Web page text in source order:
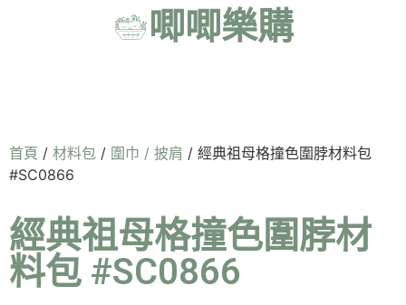
唧唧樂購
首頁 / 材料包 / 圍巾 / 披肩 / 經典祖母格撞色圍脖材料包
#SC0866
經典祖母格撞色圍脖材
料包 #SC0866